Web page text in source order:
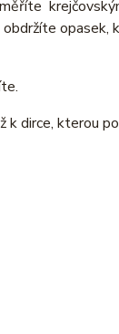
opasek,
k dirce, kterou